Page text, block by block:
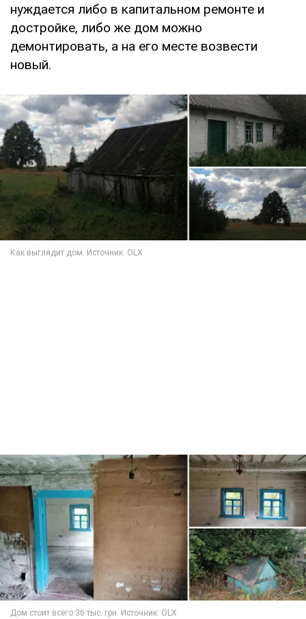
нуждается либо в капитальном ремонте и
достройке, либо же дом можно
демонтировать, а на его месте возвести
новый.